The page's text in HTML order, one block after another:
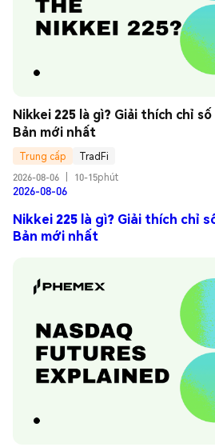
Nikkei 225 là gì? Giải thích chỉ
Bản mới nhất
Trung cấp
TradFi
2026-08-06
10-15phút
2026-08-06
Nikkei 225 là gì? Giải thích chỉ
Bản mới nhất